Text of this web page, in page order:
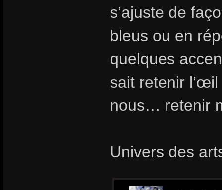
s’ajuste de
bleus ou en
quelques
sait retenir
nous… retenir
Univers des